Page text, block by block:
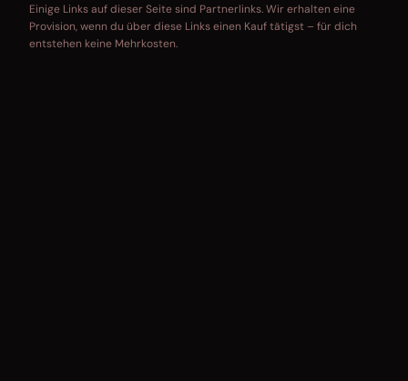
Einige Links auf dieser Seite sind Partnerlinks. Wir erhalten eine
Provision, wenn du über diese Links einen Kauf tätigst – für dich
entstehen keine Mehrkosten.